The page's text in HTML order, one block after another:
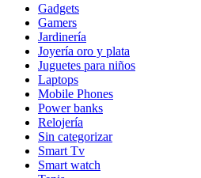
Gadgets
Gamers
Jardinería
Joyería oro y plata
Juguetes para niños
Laptops
Mobile Phones
Power banks
Relojería
Sin categorizar
Smart Tv
Smart watch